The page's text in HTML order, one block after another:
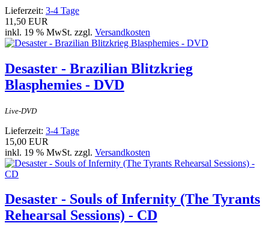
Lieferzeit: 3-4 Tage
11,50 EUR
inkl. 19 % MwSt. zzgl. Versandkosten
Desaster - Brazilian Blitzkrieg
Blasphemies - DVD
Live-DVD
Lieferzeit: 3-4 Tage
15,00 EUR
inkl. 19 % MwSt. zzgl. Versandkosten
Desaster - Souls of Infernity (The Tyrants
Rehearsal Sessions) - CD